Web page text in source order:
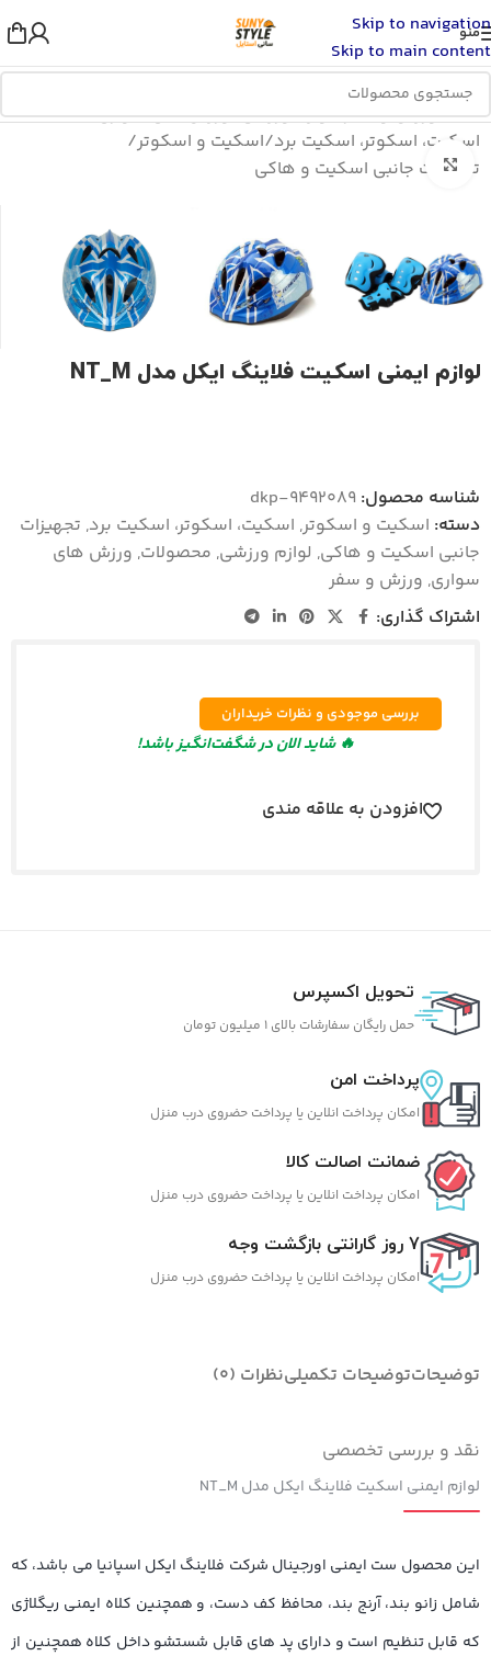
Skip to navigation
Skip to main content
منو
خانه/ورزش و سفر/لوازم ورزشی/ورزش های سواری/
اسکیت، اسکوتر، اسکیت برد/اسکیت و اسکوتر/
تجهیزات جانبی اسکیت و هاکی
بزرگنمایی تصویر
لوازم ایمنی اسکیت فلاینگ ایکل مدل NT_M
شناسه محصول: dkp-9492089
دسته: اسکیت و اسکوتر, اسکیت، اسکوتر، اسکیت برد, تجهیزات
جانبی اسکیت و هاکی, لوازم ورزشی, محصولات, ورزش های
سواری, ورزش و سفر
اشتراک گذاری:
بررسی موجودی و نظرات خریداران
🔥 شاید الان در شگفت‌انگیز باشد!
افزودن به علاقه مندی
تحویل اکسپرس
حمل رایگان سفارشات بالای 1 میلیون تومان
پرداخت امن
امکان پرداخت انلاین یا پرداخت حضروی درب منزل
ضمانت اصالت کالا
امکان پرداخت انلاین یا پرداخت حضروی درب منزل
7 روز گارانتی بازگشت وجه
امکان پرداخت انلاین یا پرداخت حضروی درب منزل
توضیحاتتوضیحات تکمیلینظرات (0)
نقد و بررسی تخصصی
لوازم ایمنی اسکیت فلاینگ ایکل مدل NT_M
این محصول ست ایمنی اورجینال شرکت فلاینگ ایکل اسپانیا می باشد، که
شامل زانو بند، آرنج بند، محافظ کف دست، و همچنین کلاه ایمنی ریگلاژی
که قابل تنظیم است و دارای پد های قابل شستشو داخل کلاه همچنین از